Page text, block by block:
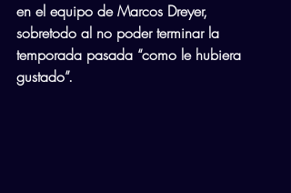
en el equipo de Marcos Dreyer,
sobretodo al no poder terminar la
temporada pasada “como le hubiera
gustado”.